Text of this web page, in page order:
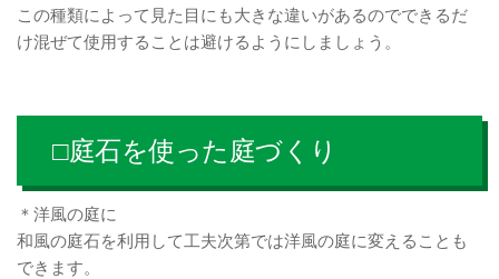
この種類によって見た目にも大きな違いがあるのでできるだ
け混ぜて使用することは避けるようにしましょう。
□庭石を使った庭づくり
＊洋風の庭に
和風の庭石を利用して工夫次第では洋風の庭に変えることも
できます。